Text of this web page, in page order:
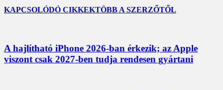
KAPCSOLÓDÓ CIKKEKTÖBB A SZERZŐTŐL
A hajlítható iPhone 2026-ban érkezik; az Apple
viszont csak 2027-ben tudja rendesen gyártani